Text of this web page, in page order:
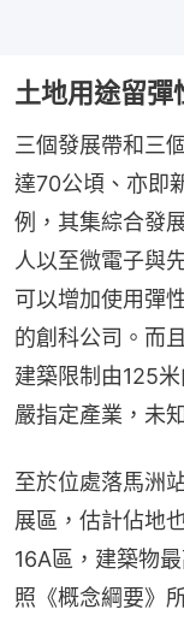
土地用途留
三個發展帶和三
達70公頃、亦即
例，其集綜合發
人以至微電子與
可以增加使用彈
的創科公司。而
建築限制由125
嚴指定產業，未
至於位處落馬洲
展區，估計佔地
16A區，建築物
照《概念綱要》